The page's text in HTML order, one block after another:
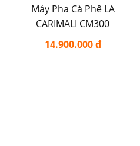
Máy Pha Cà Phê LA
CARIMALI CM300
14.900.000 đ